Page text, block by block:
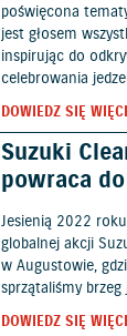
poświęcona
jest głosem
inspirując do
celebrowania
DOWIEDZ SIĘ
Suzuki
powraca
Jesienią 2022
globalnej akcji
w Augustowie,
sprzątaliśmy
DOWIEDZ SIĘ